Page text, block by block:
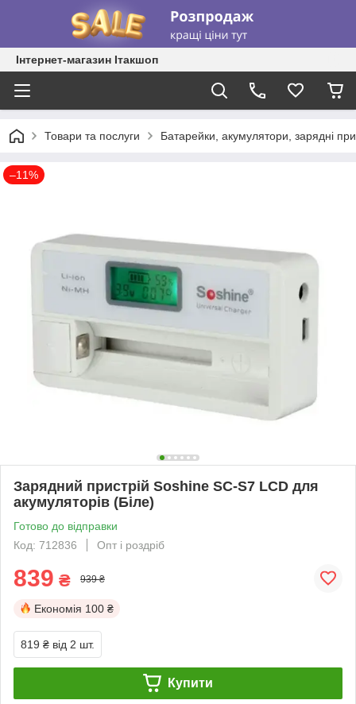
Інтернет-магазин Ітакшоп
Товари та послуги Батарейки, акумулятори, зарядні
–11%
Зарядний пристрій Soshine SC-S7 LCD для
акумуляторів (Біле)
Готово до відправки
Код: 712836
Опт і роздріб
839 ₴ 939 ₴
Економія 100 ₴
819 ₴ від 2 шт.
Купити